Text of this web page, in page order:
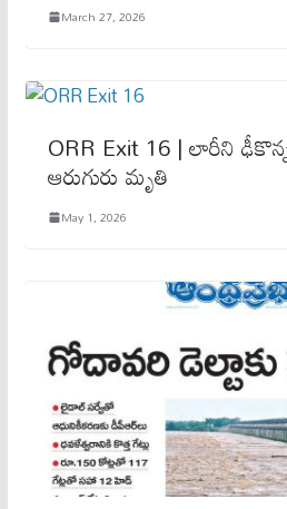
March 27, 2026
ORR Exit 16 | లారీని
ఆరుగురు మృతి
May 1, 2026